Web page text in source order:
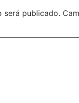
será publicado.